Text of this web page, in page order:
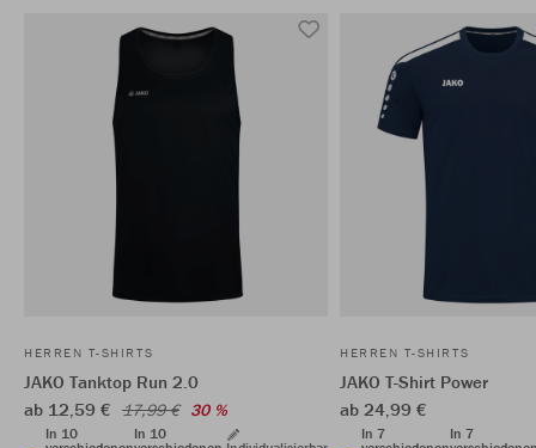
HERREN T-SHIRTS
JAKO Tanktop Run 2.0
ab 12,59 € 17,99 € 30 %
In 10
In 10
HERREN T-SHIRTS
JAKO T-Shirt Power
ab 24,99 €
In 7
In 7